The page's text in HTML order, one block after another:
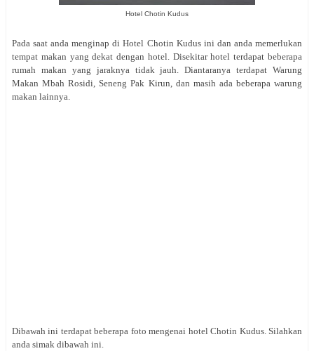
Hotel Chotin Kudus
Pada saat anda menginap di Hotel Chotin Kudus ini dan anda memerlukan
tempat makan yang dekat dengan hotel. Disekitar hotel terdapat beberapa
rumah makan yang jaraknya tidak jauh. Diantaranya terdapat Warung
Makan Mbah Rosidi, Seneng Pak Kirun, dan masih ada beberapa warung
makan lainnya.
Dibawah ini terdapat beberapa foto mengenai hotel Chotin Kudus. Silahkan
anda simak dibawah ini.